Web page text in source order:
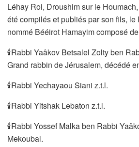
Léhay Roi, Droushim sur le
été compilés et publiés par son fils, le
nommé Bééirot Hamayim composé
🕯Rabbi Yaâkov Betsalel Zolty ben
Grand rabbin de Jérusalem, décédé
🕯Rabbi Yechayaou Siani z.t.l.
🕯Rabbi Yitshak Lebaton z.t.l.
🕯Rabbi Yossef Malka ben Rabbi
Mekoubal.